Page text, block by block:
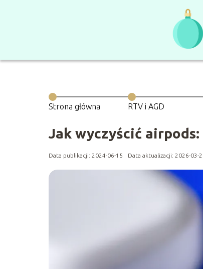
Strona główna RTV i AGD
Jak wyczyścić
Data publikacji: 2024-06-15 Data aktualizacji: 2026-03-